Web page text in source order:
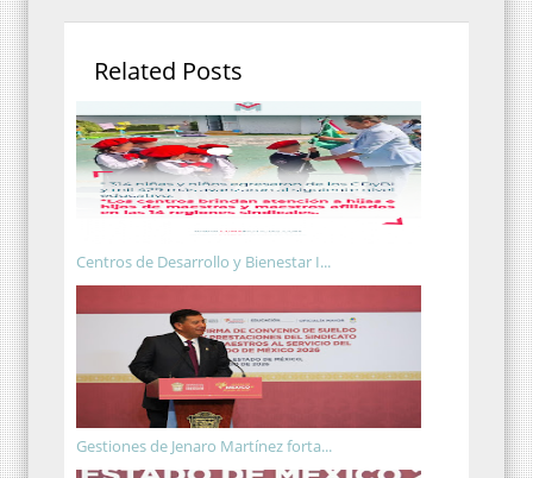
Related Posts
Centros de Desarrollo y Bienestar I...
Gestiones de Jenaro Martínez forta...